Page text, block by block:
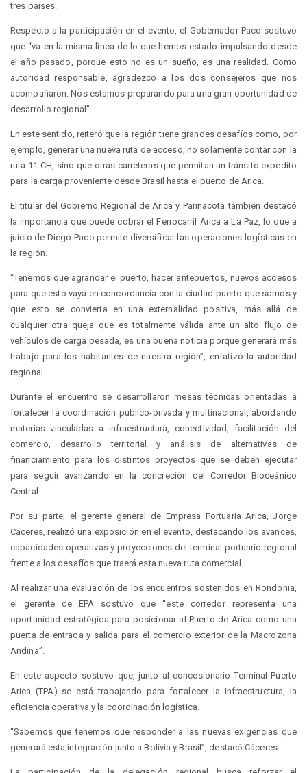
tres países.
Respecto a la participación en el evento, el Gobernador Paco sostuvo
que “va en la misma línea de lo que hemos estado impulsando desde
el año pasado, porque esto no es un sueño, es una realidad. Como
autoridad responsable, agradezco a los dos consejeros que nos
acompañaron. Nos estamos preparando para una gran oportunidad de
desarrollo regional”.
En este sentido, reiteró que la región tiene grandes desafíos como, por
ejemplo, generar una nueva ruta de acceso, no solamente contar con la
ruta 11-CH, sino que otras carreteras que permitan un tránsito expedito
para la carga proveniente desde Brasil hasta el puerto de Arica.
El titular del Gobierno Regional de Arica y Parinacota también destacó
la importancia que puede cobrar el Ferrocarril Arica a La Paz, lo que a
juicio de Diego Paco permite diversificar las operaciones logísticas en
la región.
“Tenemos que agrandar el puerto, hacer antepuertos, nuevos accesos
para que esto vaya en concordancia con la ciudad puerto que somos y
que esto se convierta en una externalidad positiva, más allá de
cualquier otra queja que es totalmente válida ante un alto flujo de
vehículos de carga pesada, es una buena noticia porque generará más
trabajo para los habitantes de nuestra región”, enfatizó la autoridad
regional.
Durante el encuentro se desarrollaron mesas técnicas orientadas a
fortalecer la coordinación público-privada y multinacional, abordando
materias vinculadas a infraestructura, conectividad, facilitación del
comercio, desarrollo territorial y análisis de alternativas de
financiamiento para los distintos proyectos que se deben ejecutar
para seguir avanzando en la concreción del Corredor Bioceánico
Central.
Por su parte, el gerente general de Empresa Portuaria Arica, Jorge
Cáceres, realizó una exposición en el evento, destacando los avances,
capacidades operativas y proyecciones del terminal portuario regional
frente a los desafíos que traerá esta nueva ruta comercial.
Al realizar una evaluación de los encuentros sostenidos en Rondonia,
el gerente de EPA sostuvo que “este corredor representa una
oportunidad estratégica para posicionar al Puerto de Arica como una
puerta de entrada y salida para el comercio exterior de la Macrozona
Andina”.
En este aspecto sostuvo que, junto al concesionario Terminal Puerto
Arica (TPA) se está trabajando para fortalecer la infraestructura, la
eficiencia operativa y la coordinación logística.
“Sabemos que tenemos que responder a las nuevas exigencias que
generará esta integración junto a Bolivia y Brasil”, destacó Cáceres.